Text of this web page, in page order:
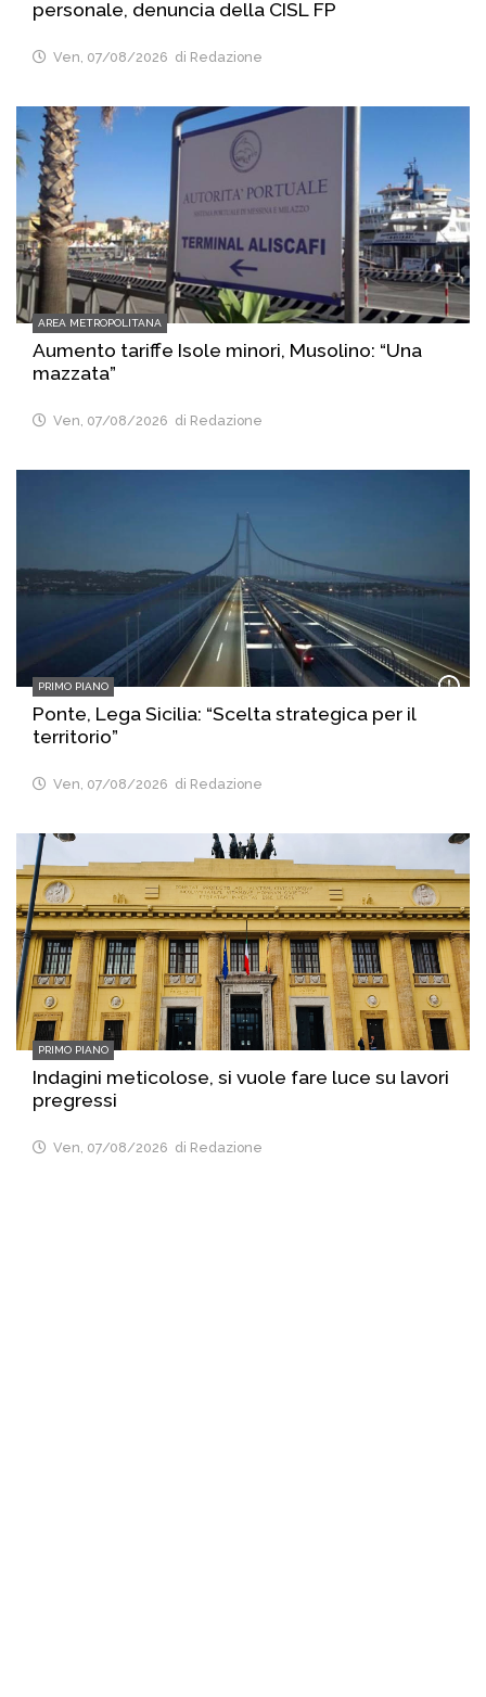
personale, denuncia della CISL FP
Ven, 07/08/2026 di Redazione
AREA METROPOLITANA
Aumento tariffe Isole minori, Musolino: “Una
mazzata”
Ven, 07/08/2026 di Redazione
PRIMO PIANO
Ponte, Lega Sicilia: “Scelta strategica per il
territorio”
Ven, 07/08/2026 di Redazione
PRIMO PIANO
Indagini meticolose, si vuole fare luce su lavori
pregressi
Ven, 07/08/2026 di Redazione